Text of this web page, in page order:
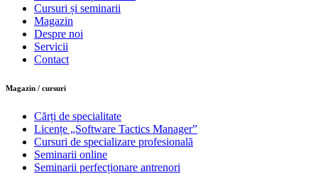
Cursuri și seminarii
Magazin
Despre noi
Servicii
Contact
Magazin / cursuri
Cărți de specialitate
Licențe „Software Tactics Manager”
Cursuri de specializare profesională
Seminarii online
Seminarii perfecționare antrenori